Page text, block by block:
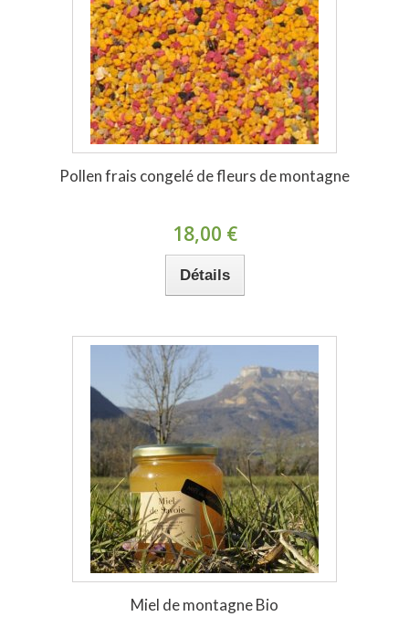
Pollen frais congelé de fleurs de montagne
18,00 €
Détails
Miel de montagne Bio